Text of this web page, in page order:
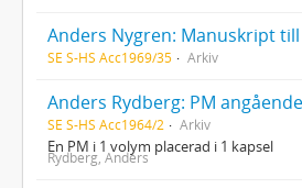
SE S-HS Acc1969/35 Arkiv
SE S-HS Acc1964/2 Arkiv
En PM i 1 volym placerad i 1 kapsel
Rydberg, Anders